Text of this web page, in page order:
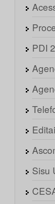
PDI
Sisu